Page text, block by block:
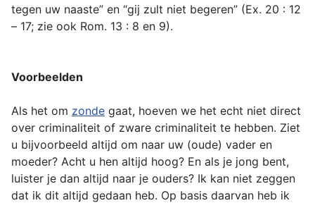
tegen uw naaste” en “gij zult niet begeren” (Ex. 20 : 12
– 17; zie ook Rom. 13 : 8 en 9).
Voorbeelden
Als het om zonde gaat, hoeven we het echt niet direct
over criminaliteit of zware criminaliteit te hebben. Ziet
u bijvoorbeeld altijd om naar uw (oude) vader en
moeder? Acht u hen altijd hoog? En als je jong bent,
luister je dan altijd naar je ouders? Ik kan niet zeggen
dat ik dit altijd gedaan heb. Op basis daarvan heb ik